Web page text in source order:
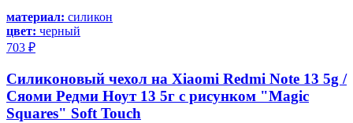
материал: силикон
цвет: черный
703 ₽
Силиконовый чехол на Xiaomi Redmi Note 13 5g /
Сяоми Редми Ноут 13 5г с рисунком "Magic
Squares" Soft Touch